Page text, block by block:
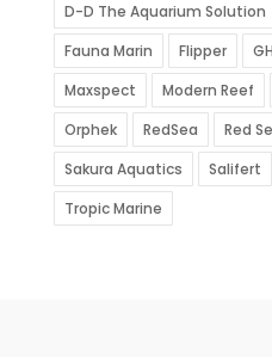
D-D The Aquarium Solution
Fauna Marin
Flipper
Maxspect
Modern Reef
Orphek
RedSea Red
Sakura Aquatics
Salifert
Tropic Marine